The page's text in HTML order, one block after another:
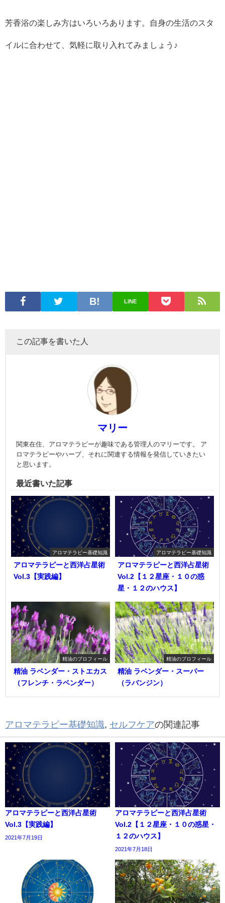
芳香浴の楽しみ方はいろいろあります。自身の生活のスタ
イルに合わせて、気軽に取り入れてみましょう♪
LINE
この記事を書いた人
マリー
関東在住、アロマテラピーが趣味である管理人のマリーです。 ア
ロマテラピーやハーブ、それに関連する情報を発信していきたい
と思います。
最近書いた記事
アロマテラピー基礎知識
アロマテラピーと西洋占星術
Vol.3【実践編】
アロマテラピー基礎知識
アロマテラピーと西洋占星術
Vol.2【１２星座・１０の惑
星・１２のハウス】
精油のプロフィール
精油 ラベンダー・ストエカス
（フレンチ・ラベンダー）
精油のプロフィール
精油 ラベンダー・スーパー
（ラバンジン）
アロマテラピー基礎知識, セルフケアの関連記事
アロマテラピーと西洋占星術
Vol.3【実践編】
2021年7月19日
アロマテラピーと西洋占星術
Vol.2【１２星座・１０の惑星・
１２のハウス】
2021年7月18日